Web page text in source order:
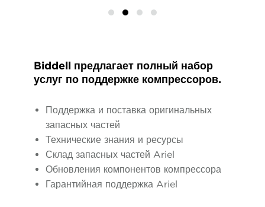
Biddell предлагает полный набор
услуг по поддержке компрессоров.
Поддержка и поставка оригинальных
запасных частей
Технические знания и ресурсы
Склад запасных частей Ariel
Обновления компонентов компрессора
Гарантийная поддержка Ariel